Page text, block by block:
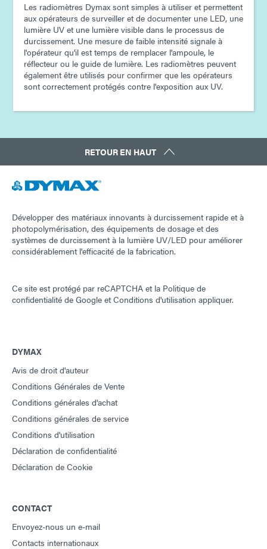
Les radiomètres Dymax sont simples à utiliser et permettent
aux opérateurs de surveiller et de documenter une LED, une
lumière UV et une lumière visible dans le processus de
durcissement. Une mesure de faible intensité signale à
l'opérateur qu'il est temps de remplacer l'ampoule, le
réflecteur ou le guide de lumière. Les radiomètres peuvent
également être utilisés pour confirmer que les opérateurs
sont correctement protégés contre l'exposition aux UV.
RETOUR EN HAUT
Développer des matériaux innovants à durcissement rapide et à
photopolymérisation, des équipements de dosage et des
systèmes de durcissement à la lumière UV/LED pour améliorer
considérablement l'efficacité de la fabrication.
Ce site est protégé par reCAPTCHA et la Politique de
confidentialité de Google etConditions d'utilisation appliquer.
DYMAX
Avis de droit d'auteur
Conditions Générales de Vente
Conditions générales d'achat
Conditions générales de service
Conditions d'utilisation
Déclaration de confidentialité
Déclaration de Cookie
CONTACT
Envoyez-nous un e-mail
Contacts internationaux